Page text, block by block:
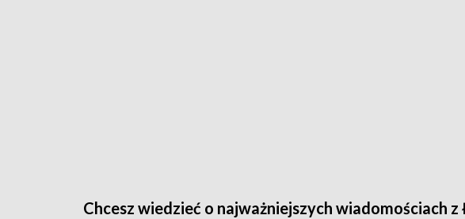
Chcesz wiedzieć o najważniejszych wiadomościach z